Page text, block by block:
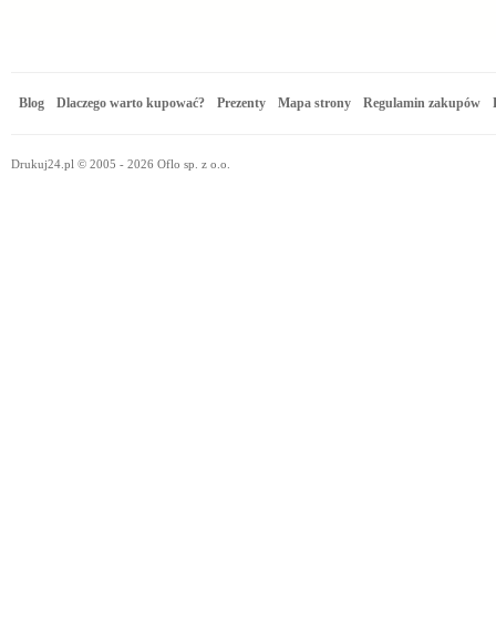
Blog Dlaczego warto kupować? Prezenty Mapa strony Regulamin zakupów
Drukuj24.pl © 2005 - 2026 Oflo sp. z o.o.